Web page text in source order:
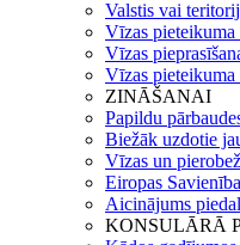
Valstis vai
Vīzas pieteikuma
Vīzas
Vīzas pieteikuma
ZINĀŠANAI
Papildu
Biežāk uzdotie
Vīzas un
Eiropas
Aicinājums
KONSULĀRĀ